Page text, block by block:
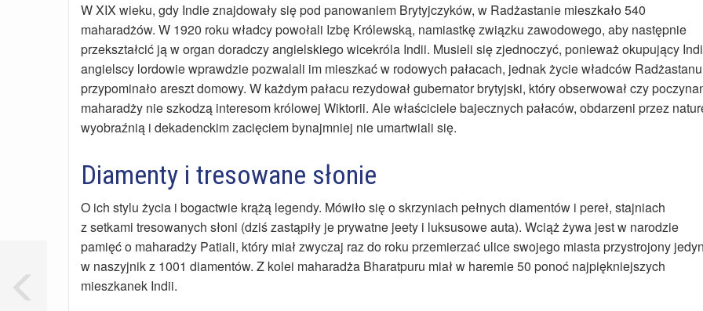
W XIX wieku, gdy Indie znajdowały się pod panowaniem Brytyjczyków, w Radżastanie mieszkało 540
maharadżów. W 1920 roku władcy powołali Izbę Królewską, namiastkę związku zawodowego, aby następnie
przekształcić ją w organ doradczy angielskiego wicekróla Indii. Musieli się zjednoczyć, ponieważ okupujący
angielscy lordowie wprawdzie pozwalali im mieszkać w rodowych pałacach, jednak życie władców Radżastanu
przypominało areszt domowy. W każdym pałacu rezydował gubernator brytyjski, który obserwował czy
maharadży nie szkodzą interesom królowej Wiktorii. Ale właściciele bajecznych pałaców, obdarzeni przez
wyobraźnią i dekadenckim zacięciem bynajmniej nie umartwiali się.
Diamenty i tresowane słonie
O ich stylu życia i bogactwie krążą legendy. Mówiło się o skrzyniach pełnych diamentów i pereł, stajniach
z setkami tresowanych słoni (dziś zastąpiły je prywatne jeety i luksusowe auta). Wciąż żywa jest w narodzie
pamięć o maharadży Patiali, który miał zwyczaj raz do roku przemierzać ulice swojego miasta przystrojony
w naszyjnik z 1001 diamentów. Z kolei maharadża Bharatpuru miał w haremie 50 ponoć najpiękniejszych
mieszkanek Indii.